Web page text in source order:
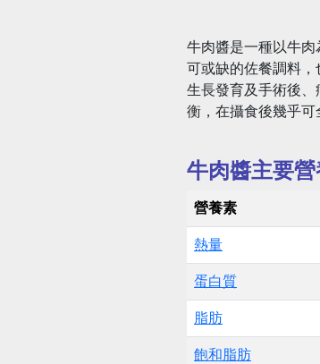
牛肉醬是一種以牛
可或缺的佐餐調料
生長發育及手術後
衡，在攝食後幾乎可
牛肉醬主要
營養素
熱量
蛋白質
脂肪
飽和脂肪